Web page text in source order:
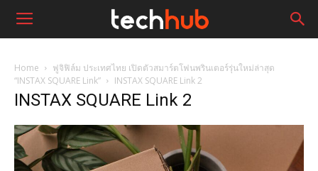
Home
ฟูจิฟิล์ม ประเทศไทย เปิดตัวสมาร์ตโฟนพรินเตอร์รุ่นใหม่ล่าสุด
“INSTAX SQUARE Link”
INSTAX SQUARE Link 2
INSTAX SQUARE Link 2